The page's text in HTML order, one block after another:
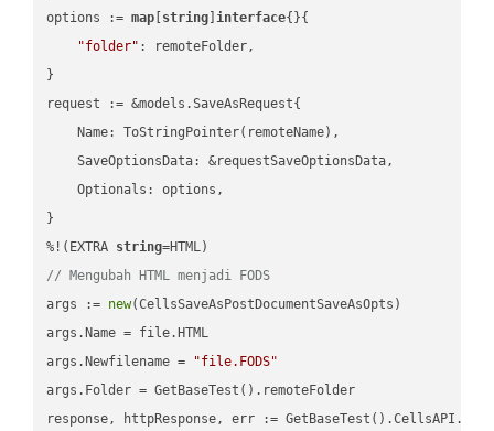
options := map string ]interface{}{
"folder" : remoteFolder,
}
request := &models.SaveAsRequest{
    Name: ToStringPointer(remoteName),
    SaveOptionsData: &requestSaveOptionsData,
    Optionals: options,
}
%!(EXTRA string
// Mengubah HTML menjadi FODS
args := new(CellsSaveAsPostDocumentSaveAsOpts)
args.Name = file.HTML
args.Newfilename =
"file.FODS"
args.Folder = GetBaseTest().remoteFolder